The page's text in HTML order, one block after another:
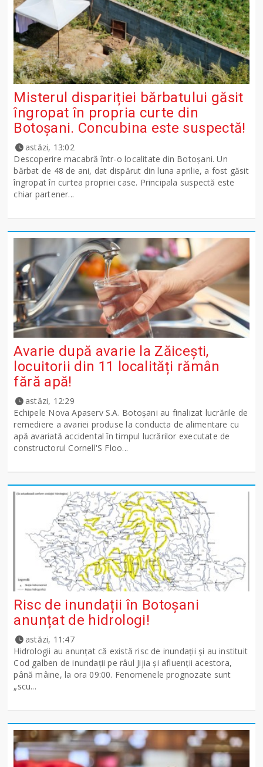
Misterul dispariției bărbatului găsit
îngropat în propria curte din
Botoșani. Concubina este suspectă!
astăzi, 13:02
Descoperire macabră într-o localitate din Botoșani. Un
bărbat de 48 de ani, dat dispărut din luna aprilie, a fost găsit
îngropat în curtea propriei case. Principala suspectă este
chiar partener...
Avarie după avarie la Zăicești,
locuitorii din 11 localități rămân
fără apă!
astăzi, 12:29
Echipele Nova Apaserv S.A. Botoșani au finalizat lucrările de
remediere a avariei produse la conducta de alimentare cu
apă avariată accidental în timpul lucrărilor executate de
constructorul Cornell'S Floo...
Risc de inundații în Botoșani
anunțat de hidrologi!
astăzi, 11:47
Hidrologii au anunțat că există risc de inundații și au instituit
Cod galben de inundații pe râul Jijia și afluenții acestora,
până mâine, la ora 09:00. Fenomenele prognozate sunt
„scu...